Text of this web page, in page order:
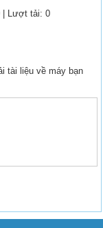
| Lượt tải: 0
tài liệu về máy bạn